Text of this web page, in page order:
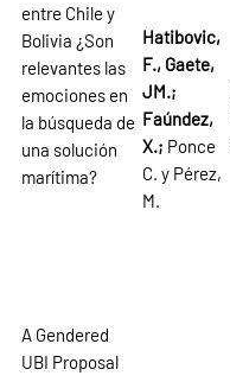
entre Chile y
Bolivia ¿Son
relevantes las
emociones en
la búsqueda de
una solución
marítima?
Hatibovic,
F., Gaete,
JM.;
Faúndez,
X.; Ponce
C. y Pérez,
M.
A Gendered
UBI Proposal